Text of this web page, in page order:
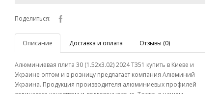
Поделиться:
Описание Доставка и оплата Отзывы (0)
Алюминиевая плита 30 (1.52х3.02) 2024 T351 купить в Киеве и
Украине оптом и в розницу предлагает компания Алюминий
Украина. Продукция производителя алюминиевых профилей